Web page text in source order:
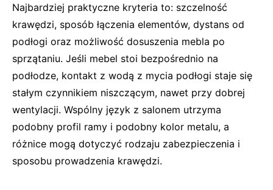
Najbardziej praktyczne kryteria to: szczelność
krawędzi, sposób łączenia elementów, dystans od
podłogi oraz możliwość dosuszenia mebla po
sprzątaniu. Jeśli mebel stoi bezpośrednio na
podłodze, kontakt z wodą z mycia podłogi staje się
stałym czynnikiem niszczącym, nawet przy dobrej
wentylacji. Wspólny język z salonem utrzyma
podobny profil ramy i podobny kolor metalu, a
różnice mogą dotyczyć rodzaju zabezpieczenia i
sposobu prowadzenia krawędzi.